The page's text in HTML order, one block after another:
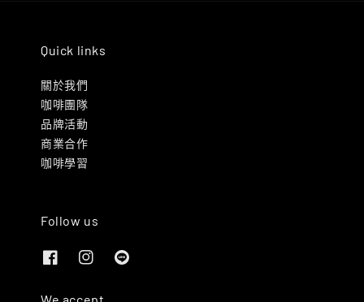
Quick links
關於我們
咖啡團隊
品牌活動
商業合作
咖啡學習
Follow us
We accept